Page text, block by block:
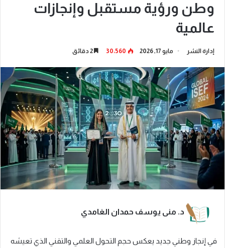
وطن ورؤية مستقبل وإنجازات
عالمية
إدارة النشر مايو 17, 2026 30٬560
د. منى يوسف حمدان الغامدي
في إنجاز وطني جديد يعكس حجم التحول العلمي والتقني الذي تعيشه